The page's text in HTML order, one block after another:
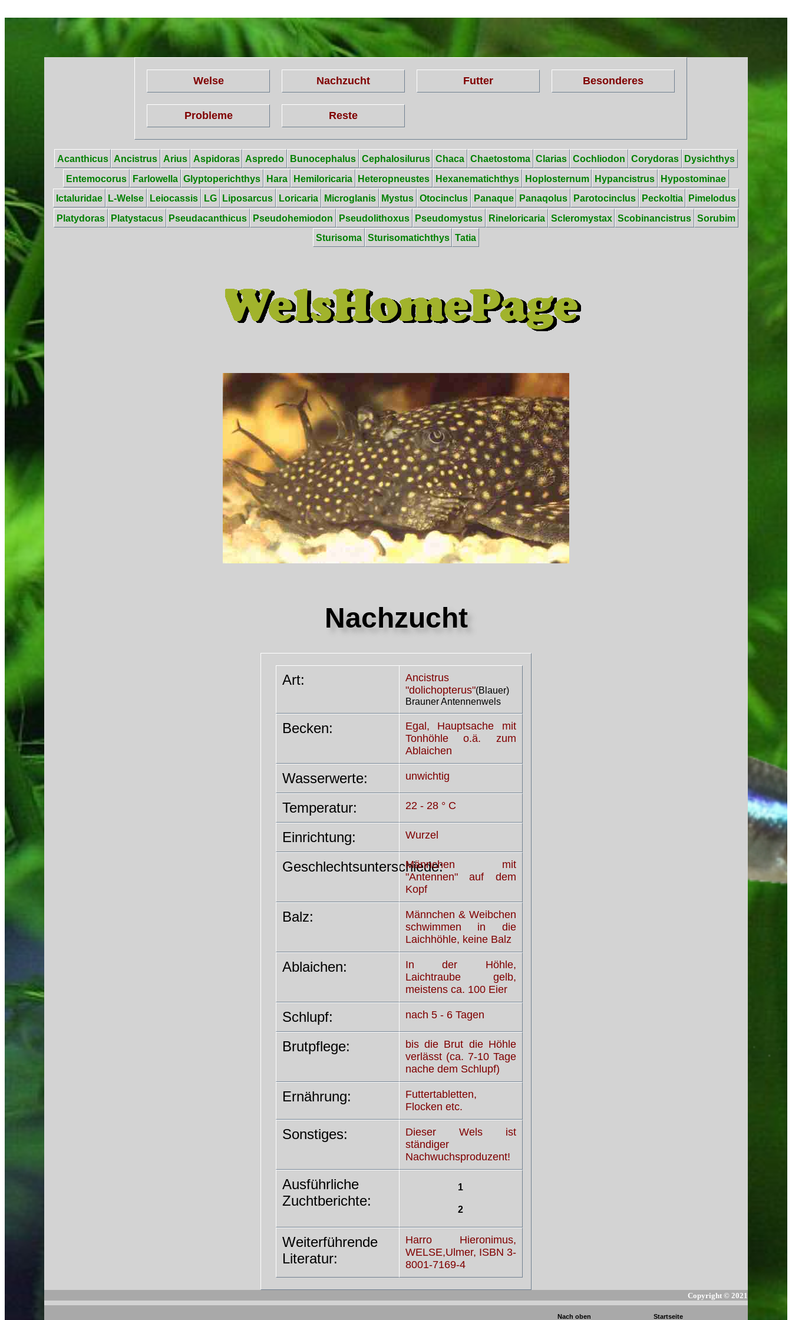
Welse Nachzucht Futter Besonderes
Probleme Reste
Acanthicus Ancistrus Arius Aspidoras Aspredo Bunocephalus Cephalosilurus Chaca Chaetostoma Clarias Cochliodon Corydoras
Dysichthys
Entemocorus
Farlowella Glyptoperichthys Hara Hemiloricaria Heteropneustes Hexanematichthys Hoplosternum Hypancistrus
Hypostominae
Ictaluridae
L-Welse Leiocassis LG Liposarcus Loricaria Microglanis Mystus Otocinclus Panaque Panaqolus Parotocinclus Peckoltia
Pimelodus
Platydoras
Platystacus Pseudacanthicus Pseudohemiodon Pseudolithoxus Pseudomystus Rineloricaria Scleromystax Scobinancistrus Sorubim
Sturisoma Sturisomatichthys Tatia
Nachzucht
Art:
Ancistrus
"dolichopterus"(Blauer)
Brauner Antennenwels
Becken:
Egal, Hauptsache mit
Tonhöhle o.ä. zum
Ablaichen
Wasserwerte: unwichtig
Temperatur: 22 - 28 ° C
Einrichtung: Wurzel
Geschlechtsunterschiede:Männchen mit
"Antennen" auf dem
Kopf
Balz:
Männchen & Weibchen
schwimmen in die
Laichhöhle, keine Balz
Ablaichen:
In der Höhle,
Laichtraube gelb,
meistens ca. 100 Eier
Schlupf: nach 5 - 6 Tagen
Brutpflege:
bis die Brut die Höhle
verlässt (ca. 7-10 Tage
nache dem Schlupf)
Ernährung:
Futtertabletten,
Flocken etc.
Sonstiges:
Dieser Wels ist
ständiger
Nachwuchsproduzent!
Ausführliche
Zuchtberichte:
1
2
Weiterführende
Literatur:
Harro Hieronimus,
WELSE,Ulmer, ISBN 3-
8001-7169-4
Copyright © 2021
Nach oben Startseite